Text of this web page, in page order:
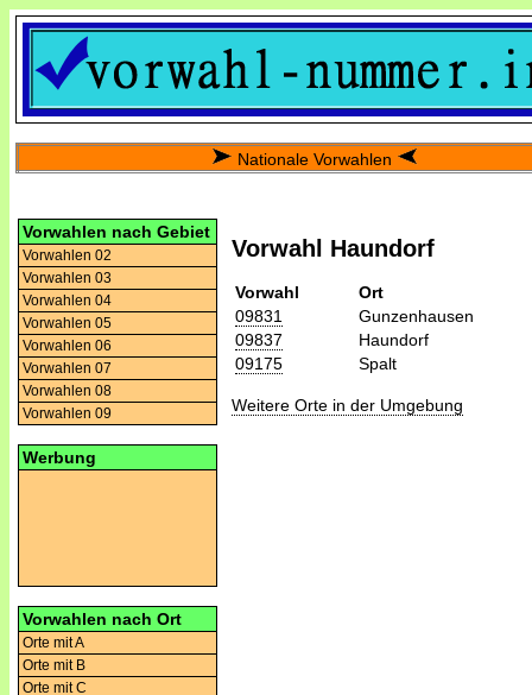
Nationale Vorwahlen
Vorwahlen nach Gebiet
Vorwahlen 02
Vorwahlen 03
Vorwahlen 04
Vorwahlen 05
Vorwahlen 06
Vorwahlen 07
Vorwahlen 08
Vorwahlen 09
Werbung
Vorwahlen nach Ort
Orte mit A
Orte mit B
Orte mit C
Vorwahl Haundorf
Vorwahl
Ort
09831
Gunzenhausen
09837
Haundorf
09175
Spalt
Weitere Orte in der Umgebung